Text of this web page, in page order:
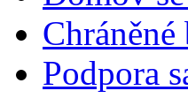
Podpora